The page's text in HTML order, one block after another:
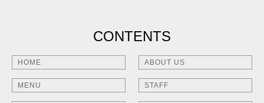
CONTENTS
HOME ABOUT US
MENU STAFF